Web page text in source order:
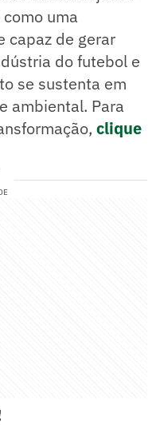
uma
capaz de gerar
do futebol e
se sustenta em
ambiental. Para
clique